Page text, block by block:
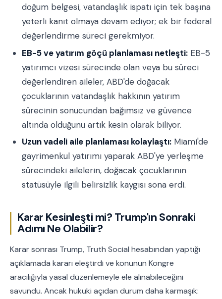
doğum belgesi, vatandaşlık ispatı için tek başına
yeterli kanıt olmaya devam ediyor; ek bir federal
değerlendirme süreci gerekmiyor.
EB-5 ve yatırım göçü planlaması netleşti: EB-5
yatırımcı vizesi sürecinde olan veya bu süreci
değerlendiren aileler, ABD'de doğacak
çocuklarının vatandaşlık hakkının yatırım
sürecinin sonucundan bağımsız ve güvence
altında olduğunu artık kesin olarak biliyor.
Uzun vadeli aile planlaması kolaylaştı: Miami'de
gayrimenkul yatırımı yaparak ABD'ye yerleşme
sürecindeki ailelerin, doğacak çocuklarının
statüsüyle ilgili belirsizlik kaygısı sona erdi.
Karar Kesinleşti mi? Trump'ın Sonraki
Adımı Ne Olabilir?
Karar sonrası Trump, Truth Social hesabından yaptığı
açıklamada kararı eleştirdi ve konunun Kongre
aracılığıyla yasal düzenlemeyle ele alınabileceğini
savundu. Ancak hukuki açıdan durum daha karmaşık: